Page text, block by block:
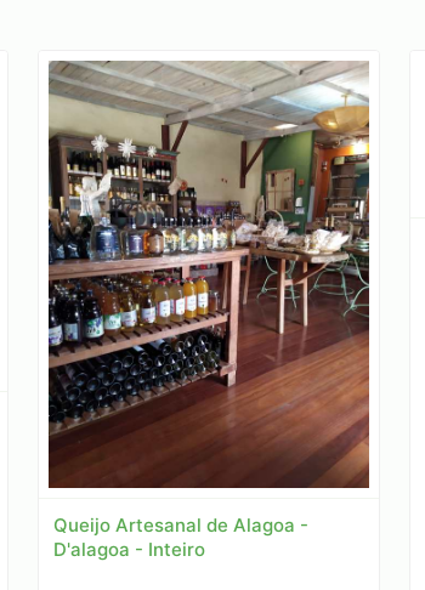
Queijo Artesanal de Alagoa -
D'alagoa - Inteiro